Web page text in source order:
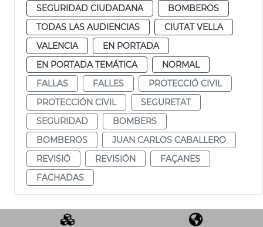
SEGURIDAD CIUDADANA
BOMBEROS
TODAS LAS AUDIENCIAS
CIUTAT VELLA
VALENCIA
EN PORTADA
EN PORTADA TEMÁTICA
NORMAL
FALLAS
FALLES
PROTECCIÓ CIVIL
PROTECCIÓN CIVIL
SEGURETAT
SEGURIDAD
BOMBERS
BOMBEROS
JUAN CARLOS CABALLERO
REVISIÓ
REVISIÓN
FAÇANES
FACHADAS